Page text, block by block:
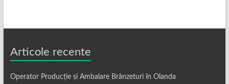
Articole recente
Operator Producție și Ambalare Brânzeturi în Olanda